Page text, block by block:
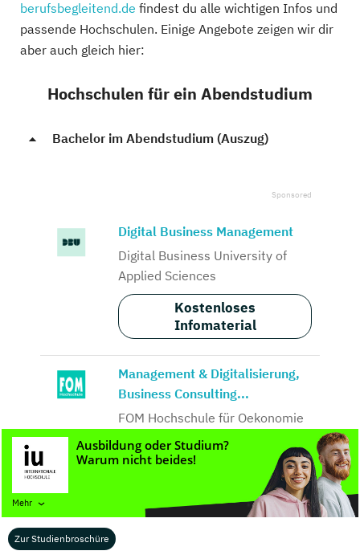
Zur Studienbroschüre
Mehr
berufsbegleitend.de findest du alle wichtigen Infos und
passende Hochschulen. Einige Angebote zeigen wir dir
aber auch gleich hier:
Hochschulen für ein Abendstudium
Bachelor im Abendstudium (Auszug)
Digital Business Management
Digital Business University of
Applied Sciences
Kostenloses
Infomaterial
Management & Digitalisierung,
Business Consulting...
FOM Hochschule für Oekonomie
& Management
Kostenloses